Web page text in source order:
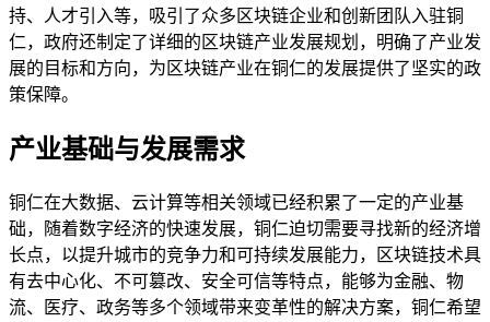
持、人才引入等，吸引了众多区块链企业和创新团队入驻铜
仁，政府还制定了详细的区块链产业发展规划，明确了产业发
展的目标和方向，为区块链产业在铜仁的发展提供了坚实的政
策保障。
产业基础与发展需求
铜仁在大数据、云计算等相关领域已经积累了一定的产业基
础，随着数字经济的快速发展，铜仁迫切需要寻找新的经济增
长点，以提升城市的竞争力和可持续发展能力，区块链技术具
有去中心化、不可篡改、安全可信等特点，能够为金融、物
流、医疗、政务等多个领域带来变革性的解决方案，铜仁希望